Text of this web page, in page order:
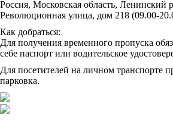
Россия, Московская область, Ленинский
Революционная улица, дом 218 (09.00-
Как добраться:
Для получения временного пропуска
себе паспорт или водительское
Для посетителей на личном транспорте
парковка.